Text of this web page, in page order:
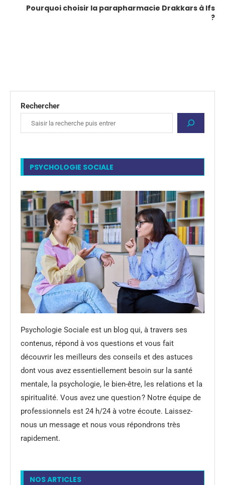
Pourquoi choisir la parapharmacie Drakkars à Ifs
?
Rechercher
PSYCHOLOGIE SOCIALE
Psychologie Sociale est un blog qui, à travers ses
contenus, répond à vos questions et vous fait
découvrir les meilleurs des conseils et des astuces
dont vous avez essentiellement besoin sur la santé
mentale, la psychologie, le bien-être, les relations et la
spiritualité. Vous avez une question ? Notre équipe de
professionnels est 24 h/24 à votre écoute. Laissez-
nous un message et nous vous répondrons très
rapidement.
NOS ARTICLES